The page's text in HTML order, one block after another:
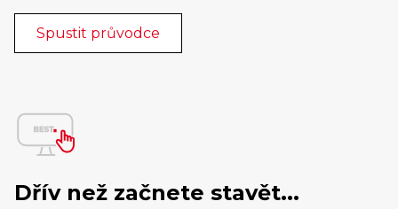
Spustit průvodce
Dřív než začnete stavět...